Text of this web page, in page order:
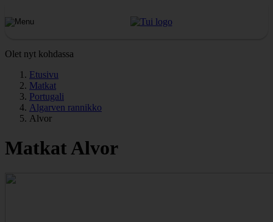
Olet nyt kohdassa
Etusivu
Matkat
Portugali
Algarven rannikko
Alvor
Matkat Alvor